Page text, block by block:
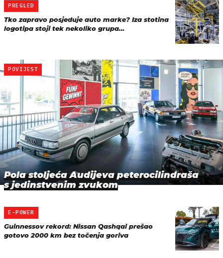
PREGLED
Tko zapravo posjeduje auto marke? Iza stotina
logotipa stoji tek nekoliko grupa…
POVIJEST
Pola stoljeća Audijeva peterocilindraša
s jedinstvenim zvukom
E-POWER
Guinnessov rekord: Nissan Qashqai prešao
gotovo 2000 km bez točenja goriva